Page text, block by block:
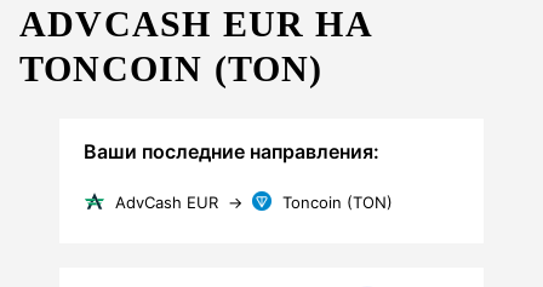
ADVCASH EUR НА
TONCOIN (TON)
Ваши последние направления:
AdvCash EUR → Toncoin (TON)